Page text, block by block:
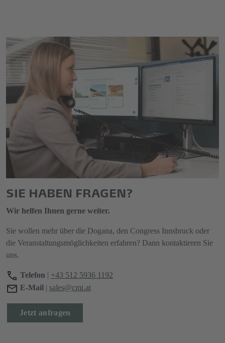
SIE HABEN FRAGEN?
Wir helfen Ihnen gerne weiter.
Sie wollen mehr über die Dogana, den Congress Innsbruck oder
die Veranstaltungsmöglichkeiten erfahren? Dann kontaktieren Sie
uns.
Telefon | +43 512 5936 1192
E-Mail | sales@cmi.at
Jetzt anfragen